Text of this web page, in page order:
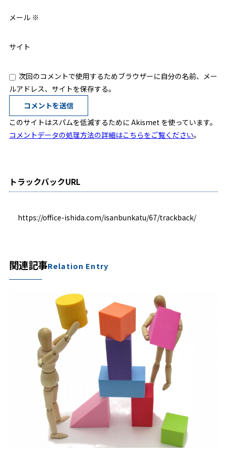
メール ※
サイト
次回のコメントで使用するためブラウザーに自分の名前、メー
ルアドレス、サイトを保存する。
このサイトはスパムを低減するために Akismet を使っています。
コメントデータの処理方法の詳細はこちらをご覧ください。
トラックバックURL
https://office-ishida.com/isanbunkatu/67/trackback/
関連記事Relation Entry